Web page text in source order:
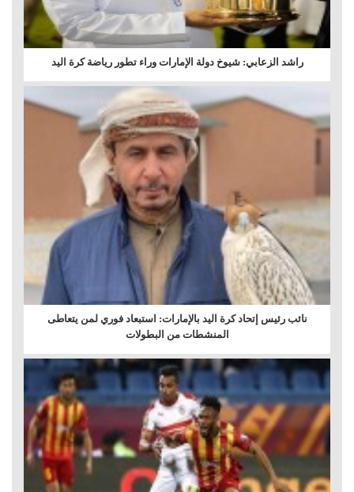
راشد الزعابي: شيوخ دولة الإمارات وراء تطور رياضة كرة اليد
نائب رئيس إتحاد كرة اليد بالإمارات: استبعاد فوري لمن يتعاطى
المنشطات من البطولات